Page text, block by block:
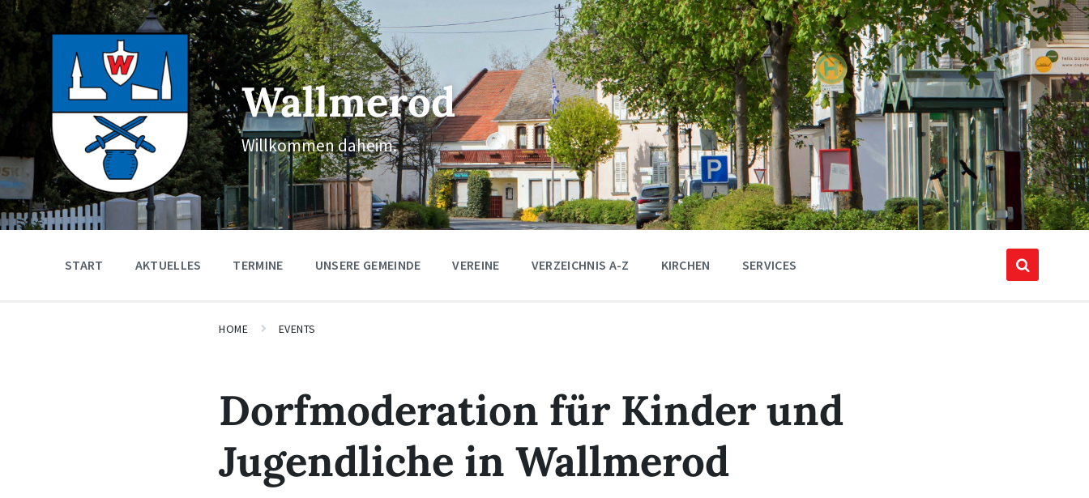
Skip
content
Skip
main
navigation
Skip
footer
Wallmerod
Willkommen daheim.
START AKTUELLES TERMINE UNSERE GEMEINDE VEREINE VERZEICHNIS A-Z KIRCHEN SERVICES
HOME EVENTS
Dorfmoderation für Kinder und
Jugendliche in Wallmerod